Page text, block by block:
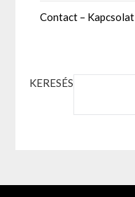
Contact – Kapcsolat
KERESÉS